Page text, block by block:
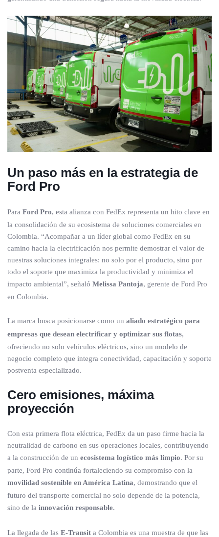
Un paso más en la estrategia de
Ford Pro
Para Ford Pro, esta alianza con FedEx representa un hito clave en
la consolidación de su ecosistema de soluciones comerciales en
Colombia. “Acompañar a un líder global como FedEx en su
camino hacia la electrificación nos permite demostrar el valor de
nuestras soluciones integrales: no solo por el producto, sino por
todo el soporte que maximiza la productividad y minimiza el
impacto ambiental”, señaló Melissa Pantoja, gerente de Ford Pro
en Colombia.
La marca busca posicionarse como un aliado estratégico para
empresas que desean electrificar y optimizar sus flotas,
ofreciendo no solo vehículos eléctricos, sino un modelo de
negocio completo que integra conectividad, capacitación y soporte
postventa especializado.
Cero emisiones, máxima
proyección
Con esta primera flota eléctrica, FedEx da un paso firme hacia la
neutralidad de carbono en sus operaciones locales, contribuyendo
a la construcción de un ecosistema logístico más limpio. Por su
parte, Ford Pro continúa fortaleciendo su compromiso con la
movilidad sostenible en América Latina, demostrando que el
futuro del transporte comercial no solo depende de la potencia,
sino de la innovación responsable.
La llegada de las E-Transit a Colombia es una muestra de que las